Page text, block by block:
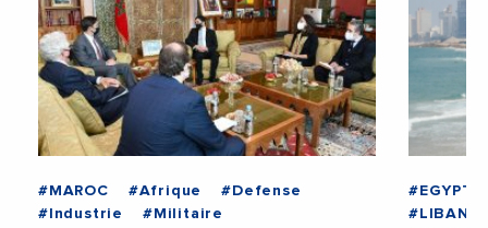
#MAROC #Afrique
#Defense
#Industrie
#Militaire
#EGYPTE
#LIBAN